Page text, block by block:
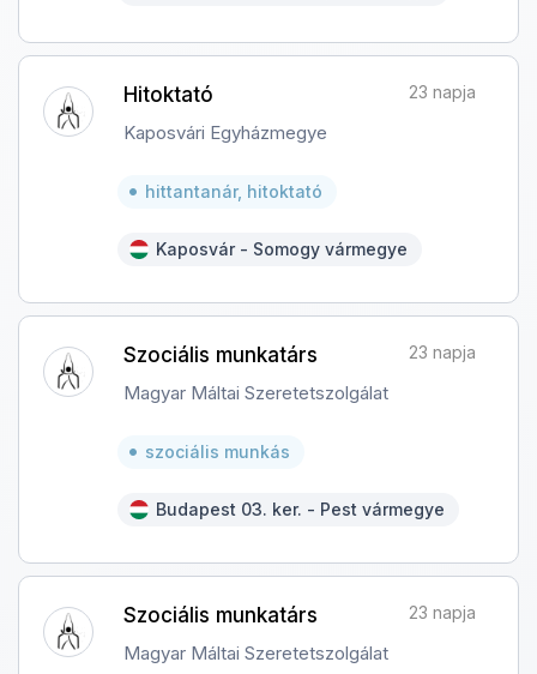
Hitoktató 23 napja
Kaposvári Egyházmegye
hittantanár, hitoktató
Kaposvár - Somogy vármegye
Szociális munkatárs 23 napja
Magyar Máltai Szeretetszolgálat
szociális munkás
Budapest 03. ker. - Pest vármegye
Szociális munkatárs 23 napja
Magyar Máltai Szeretetszolgálat